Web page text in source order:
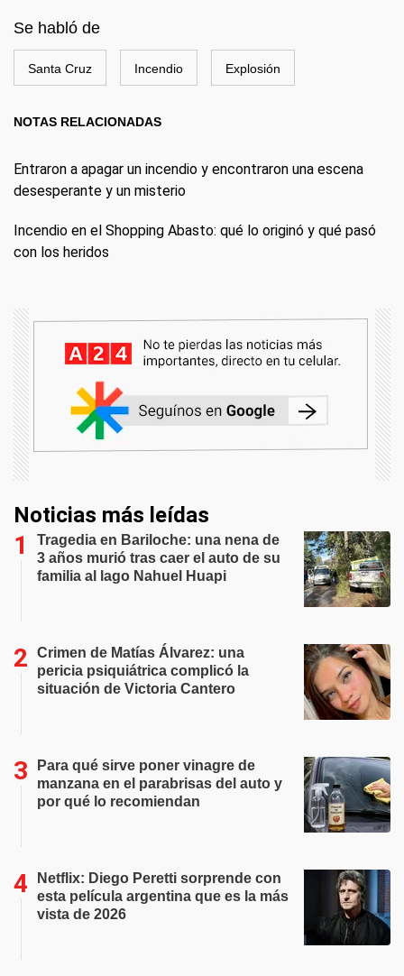
Se habló de
Santa Cruz Incendio Explosión
NOTAS RELACIONADAS
Entraron a apagar un incendio y encontraron una escena
desesperante y un misterio
Incendio en el Shopping Abasto: qué lo originó y qué pasó
con los heridos
Noticias más leídas
Tragedia en Bariloche: una nena de
3 años murió tras caer el auto de su
familia al lago Nahuel Huapi
Crimen de Matías Álvarez: una
pericia psiquiátrica complicó la
situación de Victoria Cantero
Para qué sirve poner vinagre de
manzana en el parabrisas del auto y
por qué lo recomiendan
Netflix: Diego Peretti sorprende con
esta película argentina que es la más
vista de 2026